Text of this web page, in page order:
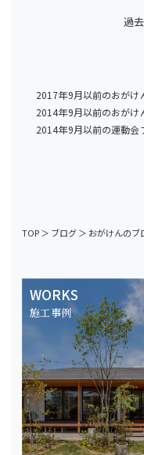
過
2017年9月以前のおが
2014年9月以前のおが
2014年9月以前の運動
TOP＞ ブログ＞ おがけんのブ
WORKS
施工事例